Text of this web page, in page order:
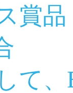
賞
て